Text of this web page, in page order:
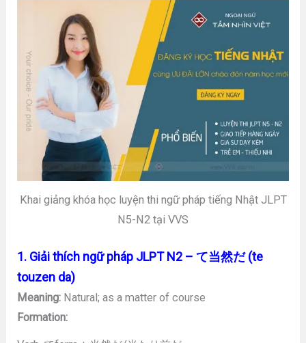
Khai giảng khóa học luyện thi ngữ pháp tiếng Nhật JLPT
N5-N2 tại VVS
1. Giải thích ngữ pháp JLPT N2 – て当然だ (te
touzen da)
Meaning: Natural; as a matter of course
Formation: